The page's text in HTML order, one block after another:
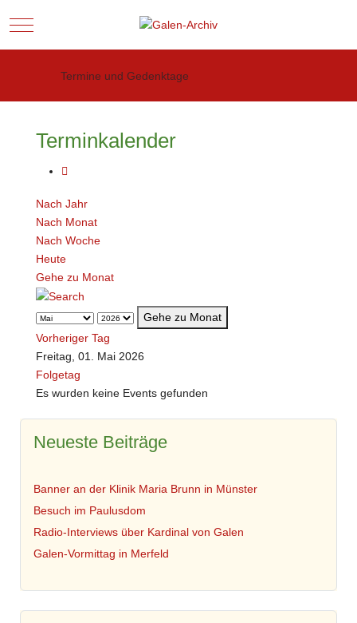
Mobile Menu Toggle
Termine und Gedenktage
Terminkalender
Nach Jahr
Nach Monat
Nach Woche
Heute
Gehe zu Monat
Gehe zu Monat
Vorheriger Tag
Freitag, 01. Mai 2026
Folgetag
Es wurden keine Events gefunden
Neueste Beiträge
Banner an der Klinik Maria Brunn in Münster
Besuch im Paulusdom
Radio-Interviews über Kardinal von Galen
Galen-Vormittag in Merfeld